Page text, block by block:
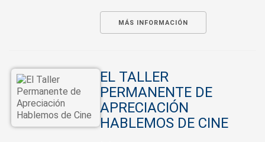
MÁS INFORMACIÓN
EL TALLER
PERMANENTE DE
APRECIACIÓN
HABLEMOS DE CINE